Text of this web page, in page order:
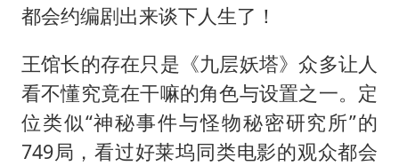
都会约编剧出来谈下人生了！
王馆长的存在只是《九层妖塔》众多让人
看不懂究竟在干嘛的角色与设置之一。定
位类似“神秘事件与怪物秘密研究所”的
749局，看过好莱坞同类电影的观众都会